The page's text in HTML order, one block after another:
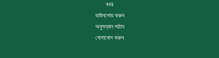
খবর
ডাউনলোড করুন
অনুসন্ধান পাঠান
যোগাযোগ করুন